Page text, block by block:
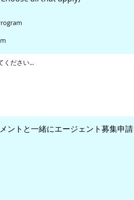
ントと一緒にエージェント募集申請